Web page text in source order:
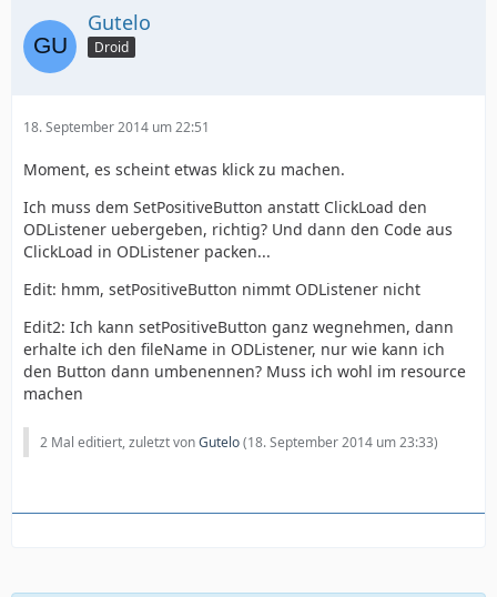
Gutelo
Droid
18. September 2014 um 22:51
Moment, es scheint etwas klick zu machen.
Ich muss dem SetPositiveButton anstatt ClickLoad den
ODListener uebergeben, richtig? Und dann den Code aus
ClickLoad in ODListener packen...
Edit: hmm, setPositiveButton nimmt ODListener nicht
Edit2: Ich kann setPositiveButton ganz wegnehmen, dann
erhalte ich den fileName in ODListener, nur wie kann ich
den Button dann umbenennen? Muss ich wohl im resource
machen
2 Mal editiert, zuletzt vonGutelo(18. September 2014 um 23:33)